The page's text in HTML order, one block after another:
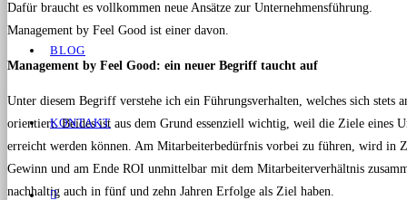
BLOG
KONTAKT
Dafür braucht es vollkommen neue Ansätze zur Unternehmensführung.
Management by Feel Good ist einer davon.
Management by Feel Good: ein neuer Begriff taucht auf
Unter diesem Begriff verstehe ich ein Führungsverhalten, welches sich
orientiert. Beides ist aus dem Grund essenziell wichtig, weil die Ziele eines
erreicht werden können. Am Mitarbeiterbedürfnis vorbei zu führen, wird in
Gewinn und am Ende ROI unmittelbar mit dem Mitarbeiterverhältnis
nachhaltig auch in fünf und zehn Jahren Erfolge als Ziel haben.